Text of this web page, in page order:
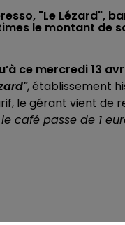
"Le Lézard",
le montant de
ce mercredi 13
, établissement
le gérant vient de
passe de 1